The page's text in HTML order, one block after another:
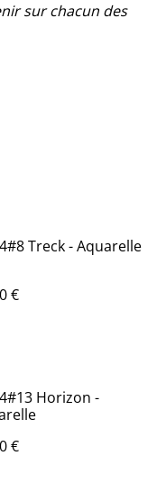
sur chacun des
Treck - Aquarelle
€
Horizon -
€